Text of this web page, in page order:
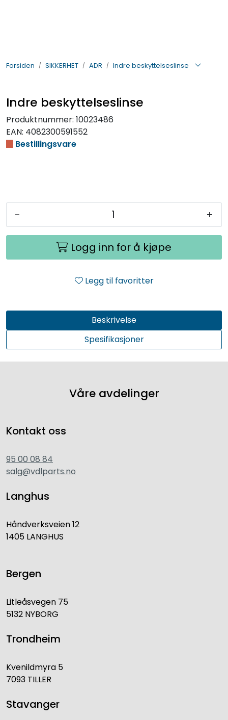
Forsiden SIKKERHET ADR Indre beskyttelseslinse
Indre beskyttelseslinse
Produktnummer: 10023486
EAN: 4082300591552
Bestillingsvare
- +
Logg inn for å kjøpe
Legg til favoritter
Beskrivelse
Spesifikasjoner
Våre avdelinger
Kontakt oss
95 00 08 84
salg@vdlparts.no
Langhus
Håndverksveien 12
1405 LANGHUS
Bergen
Litleåsvegen 75
5132 NYBORG
Trondheim
Kvenildmyra 5
7093 TILLER
Stavanger
ELEKTRISK
VERKTØY OG REKVISITA
PÅBYGG OG CHASSIS